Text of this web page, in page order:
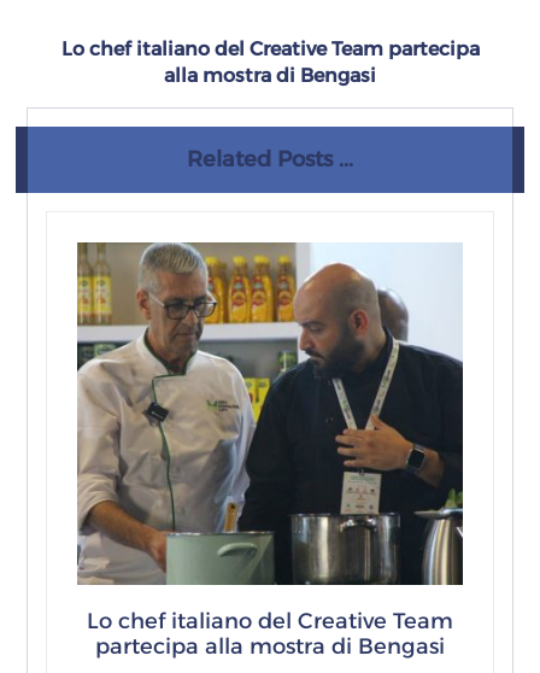
Lo chef italiano del Creative Team partecipa
alla mostra di Bengasi
Related Posts ...
Lo chef italiano del Creative Team
partecipa alla mostra di Bengasi